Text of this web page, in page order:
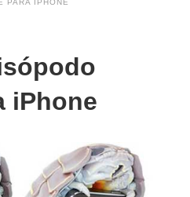
PARA IPHONE
iPhone